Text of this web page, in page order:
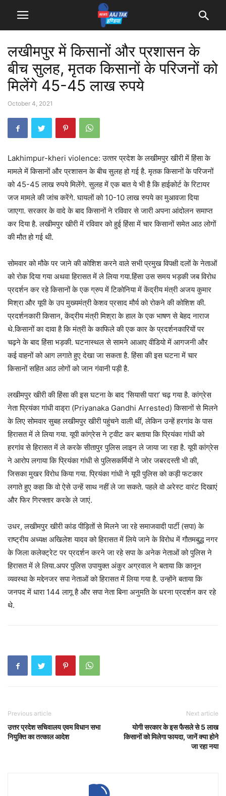
लखीमपुर में किसानों और प्रशासन के
बीच सुलह, मृतक किसानों के परिजनों को
मिलेंगे 45-45 लाख रुपये
October 4, 2021
Lakhimpur-kheri violence: उत्‍तर प्रदेश के लखीमपुर खीरी में हिंसा के
मामले में किसानों और प्रशासन के बीच सुलह हो गई है. मृतक किसानों के परिजनों
को 45-45 लाख रुपये मिलेंगे. सुलह में एक बात ये भी है कि हाईकोर्ट के रिटायर
जज मामले की जांच करेंगे. घायलों को 10-10 लाख रुपये का मुआवजा दिया
जाएगा. सरकार के वादे के बाद किसानों ने रविवार से जारी अपना आंदोलन समाप्‍त
कर दिया है. लखीमपुर खीरी में रविवार को हुई हिंसा में चार किसानों समेत आठ लोगों
की मौत हो गई थी.
सोमवार को मौके पर जाने की कोशिश करने वाले सभी प्रमुख विपक्षी दलों के नेताओं
को रोक दिया गया अथवा हिरासत में ले लिया गया.हिंसा उस समय भड़की जब विरोध
प्रदर्शन कर रहे किसानों के एक ग्रुप में टिकोनिया में केंद्रीय मंत्री अजय कुमार
मिश्रा और यूपी के उप मुख्‍यमंत्री केशव प्रसाद मौर्य को रोकने की कोशिश की.
प्रदर्शनकारी किसान, केंद्रीय मंत्री मिश्रा के हाल के एक भाषण से बेहद नाराज
थे.किसानों का दावा है कि मंत्री के काफिले की एक कार के प्रदर्शनकारियों पर
चढ़ने के बाद हिंसा भड़की. घटनास्‍थल से सामने आआए वीडियो में आगजनी और
कई वाहनों को आग लगाते हुए देखा जा सकता है. हिंसा की इस घटना में चार
किसानों सहित आठ लोगों को जान गंवानी पड़ी है.
लखीमपुर खीरी की हिंसा की इस घटना के बाद ‘सियासी पारा’ चढ़ गया है. कांग्रेस
नेता प्रियंका गांधी वाड्रा (Priyanaka Gandhi Arrested) किसानों से मिलने
के लिए सोमवार सुबह लखीमपुर खीरी पहुंचने वाली थीं, लेकिन उन्हें हरगांव के पास
हिरासत में ले लिया गया. यूपी कांग्रेस ने ट्वीट कर बताया कि प्रियंका गांधी को
हरगांव से हिरासत में ले करके सीतापुर पुलिस लाइन ले जाया जा रहा है. यूपी कांग्रेस
ने आरोप लगाया कि प्रियंका गांधी से पुलिसकर्मियों ने जोर जबरदस्ती भी की,
जिसका मुखर विरोध किया गया. प्रियंका गांधी ने यूपी पुलिस को कड़ी फटकार
लगाते हुए कहा कि वो ऐसे उन्हें साथ नहीं ले जा सकते. पहले वो अरेस्ट वारंट दिखाएं
और फिर गिरफ्तार करके ले जाएं.
उधर, लखीमपुर खीरी कांड पीड़ितों से मिलने जा रहे समाजवादी पार्टी (सपा) के
राष्ट्रीय अध्यक्ष अखिलेश यादव को हिरासत में लिये जाने के विरोध में गौतमबुद्ध नगर
के जिला कलेक्ट्रेट पर प्रदर्शन करने जा रहे सपा के अनेक नेताओं को पुलिस ने
हिरासत में ले लिया.अपर पुलिस उपायुक्त अंकुर अग्रवाल ने बताया कि कानून
व्यवस्था के मद्देनजर सपा नेताओं को हिरासत में लिया गया है. उन्होंने बताया कि
जनपद में धारा 144 लागू है और सपा नेता बिना अनुमति के धरना प्रदर्शन कर रहे
थे.
Previous article
उत्तर प्रदेश सचिवालय एवम विधान सभा
नियुक्ति का तत्काल आदेश
Next article
योगी सरकार के इस फैसले से 5 लाख
किसानों को मिलेगा फायदा, जानें क्या होने
जा रहा नया